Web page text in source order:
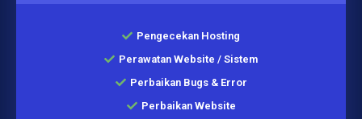
Pengecekan Hosting
Perawatan Website / Sistem
Perbaikan Bugs & Error
Perbaikan Website